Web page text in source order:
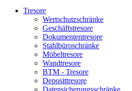
Tresore
Wertschutzschränke
Geschäftstresore
Dokumententresore
Stahlbüroschränke
Möbeltresore
Wandtresore
BTM - Tresore
Deposittresore
Datensicherungsschränke